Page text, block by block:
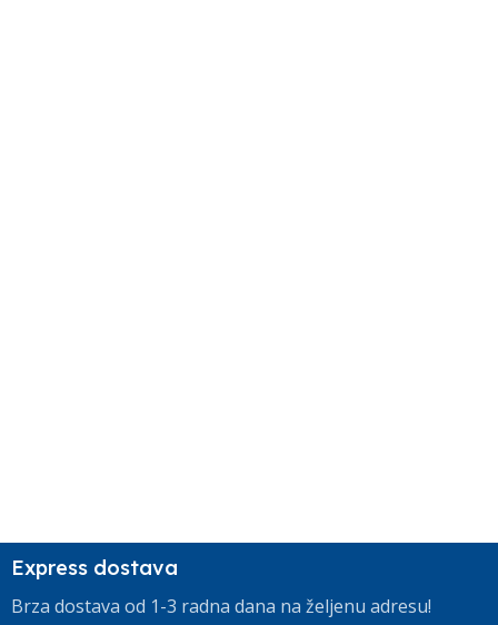
Express dostava
Brza dostava od 1-3 radna dana na željenu adresu!